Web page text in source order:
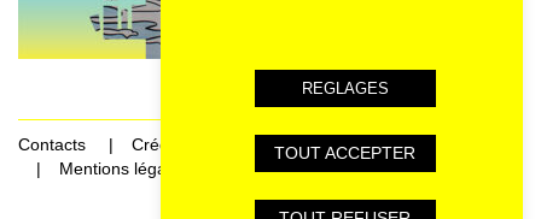
Contacts
Crédits
Mentions légales et données personnelles
REGLAGES
TOUT ACCEPTER